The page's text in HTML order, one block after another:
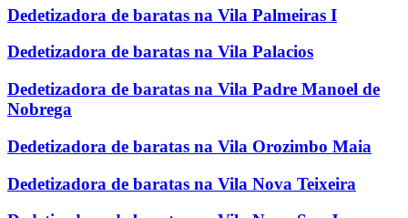
Dedetizadora de baratas na Vila Palmeiras I
Dedetizadora de baratas na Vila Palacios
Dedetizadora de baratas na Vila Padre Manoel de
Nobrega
Dedetizadora de baratas na Vila Orozimbo Maia
Dedetizadora de baratas na Vila Nova Teixeira